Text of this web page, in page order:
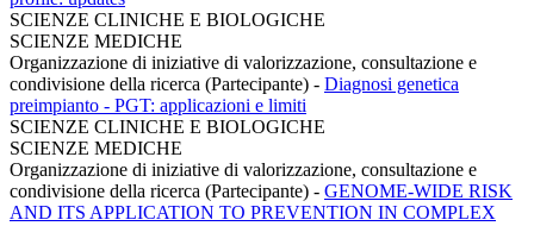
SCIENZE CLINICHE E BIOLOGICHE
SCIENZE MEDICHE
Organizzazione di iniziative di valorizzazione, consultazione e
condivisione della ricerca (Partecipante) - Diagnosi genetica
preimpianto - PGT: applicazioni e limiti
SCIENZE CLINICHE E BIOLOGICHE
SCIENZE MEDICHE
Organizzazione di iniziative di valorizzazione, consultazione e
condivisione della ricerca (Partecipante) - GENOME-WIDE RISK
AND ITS APPLICATION TO PREVENTION IN COMPLEX